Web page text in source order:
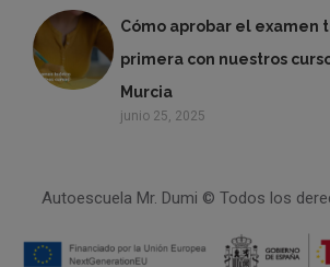
Cómo aprobar el examen
primera con nuestros
Murcia
junio 25, 2025
Autoescuela Mr. Dumi © Todos los